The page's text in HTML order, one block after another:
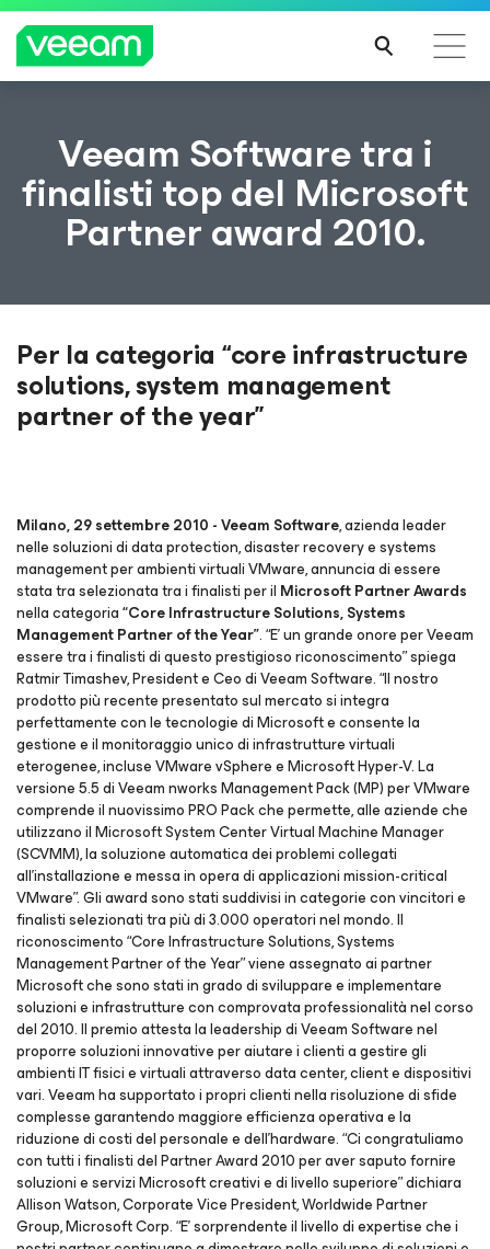
Linee guida di Veeam per i clienti interessati
dall'aggiornamento dei contenuti di CrowdStrike
PER
Veeam Software tra i
finalisti top del Microsoft
Partner award 2010.
Per la categoria “core infrastructure
solutions, system management
partner of the year”
Milano, 29 settembre 2010 -Veeam Software, azienda leader
nelle soluzioni di data protection, disaster recovery e systems
management per ambienti virtuali VMware, annuncia di essere
stata tra selezionata tra i finalisti per il Microsoft Partner Awards
nella categoria“Core Infrastructure Solutions, Systems
Management Partner of the Year”. “E’ un grande onore per Veeam
essere tra i finalisti di questo prestigioso riconoscimento” spiega
Ratmir Timashev, President e Ceo di Veeam Software. “Il nostro
prodotto più recente presentato sul mercato si integra
perfettamente con le tecnologie di Microsoft e consente la
gestione e il monitoraggio unico di infrastrutture virtuali
eterogenee, incluse VMware vSphere e Microsoft Hyper-V. La
versione 5.5 di Veeam nworks Management Pack (MP) per VMware
comprende il nuovissimo PRO Pack che permette, alle aziende che
utilizzano il Microsoft System Center Virtual Machine Manager
(SCVMM), la soluzione automatica dei problemi collegati
all’installazione e messa in opera di applicazioni mission-critical
VMware”. Gli award sono stati suddivisi in categorie con vincitori e
finalisti selezionati tra più di 3.000 operatori nel mondo. Il
riconoscimento “Core Infrastructure Solutions, Systems
Management Partner of the Year” viene assegnato ai partner
Microsoft che sono stati in grado di sviluppare e implementare
soluzioni e infrastrutture con comprovata professionalità nel corso
del 2010. Il premio attesta la leadership di Veeam Software nel
proporre soluzioni innovative per aiutare i clienti a gestire gli
ambienti IT fisici e virtuali attraverso data center, client e dispositivi
vari. Veeam ha supportato i propri clienti nella risoluzione di sfide
complesse garantendo maggiore efficienza operativa e la
riduzione di costi del personale e dell’hardware. “Ci congratuliamo
con tutti i finalisti del Partner Award 2010 per aver saputo fornire
soluzioni e servizi Microsoft creativi e di livello superiore” dichiara
Allison Watson, Corporate Vice President, Worldwide Partner
Group, Microsoft Corp. “E’ sorprendente il livello di expertise che i